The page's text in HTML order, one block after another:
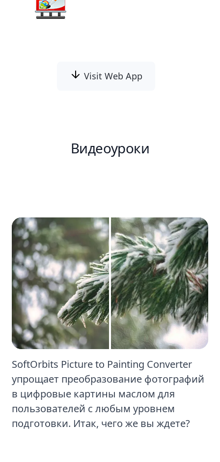
Visit Web App
Видеоуроки
SoftOrbits Picture to Painting Converter
упрощает преобразование фотографий
в цифровые картины маслом для
пользователей с любым уровнем
подготовки. Итак, чего же вы ждете?